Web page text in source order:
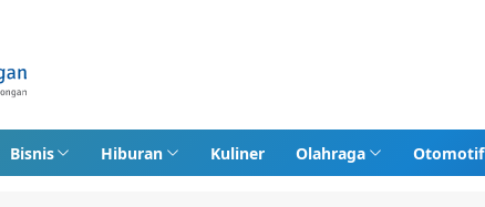
Bisnis Hiburan Kuliner Olahraga Otomotif